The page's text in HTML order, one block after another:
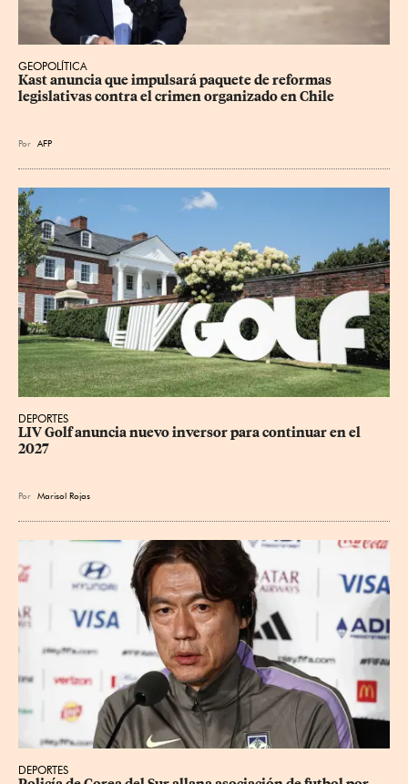
GEOPOLÍTICA
Kast anuncia que impulsará paquete de reformas
legislativas contra el crimen organizado en Chile
Por AFP
DEPORTES
LIV Golf anuncia nuevo inversor para continuar en el
2027
Por Marisol Rojas
DEPORTES